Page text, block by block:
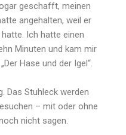
geschafft, meinen
angehalten, weil er
Ich hatte einen
Minuten und kam mir
Hase und der Igel“.
Das Stuhleck werden
– mit oder ohne
nicht sagen.